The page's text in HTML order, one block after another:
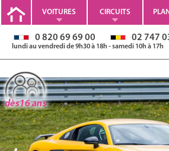
VOITURES CIRCUITS
0 820 69 69 00 02 747
lundi au vendredi de 9h30 à 18h - samedi 10h à 17h